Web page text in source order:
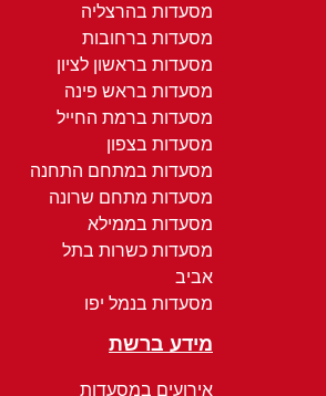
מסעדות בהרצליה
מסעדות ברחובות
מסעדות בראשון לציון
מסעדות בראש פינה
מסעדות ברמת החייל
מסעדות בצפון
מסעדות במתחם התחנה
מסעדות מתחם שרונה
מסעדות בממילא
מסעדות כשרות בתל
אביב
מסעדות בנמל יפו
מידע ברשת
אירועים במסעדות